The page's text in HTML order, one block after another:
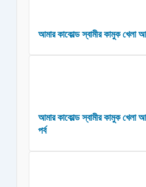
আমার কাকোল্ড স্বামীর কামুক খেলা
আমার কাকোল্ড স্বামীর কামুক খেলা
পর্ব